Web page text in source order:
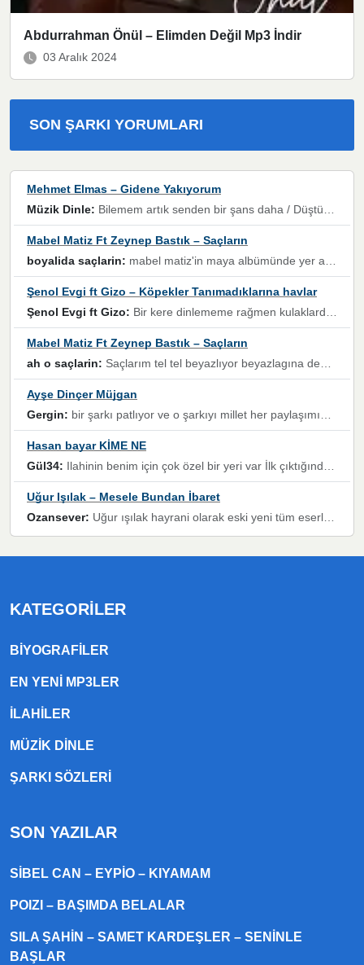
Abdurrahman Önül – Elimden Değil Mp3 İndir
03 Aralık 2024
SON ŞARKI YORUMLARI
Mehmet Elmas – Gidene Yakıyorum
Müzik Dinle: Bilemem artık senden bir şans daha / Düştüğün zaman ben olmayacağım yanında” dizeleri, artık geçmişin tekrarına izin verilmeyeceğini, kişisel sınırların çizildiğini gösteriyor.
Mabel Matiz Ft Zeynep Bastık – Saçların
boyalida saçlarin: mabel matiz'in maya albümünde yer alan güzellerden. parça da şarkı hani! müzikal altyapısına vurulduğum, sözlerinde kaybolduğum bir parça olmuş.
Şenol Evgi ft Gizo – Köpekler Tanımadıklarına havlar
Şenol Evgi ft Gizo: Bir kere dinlememe rağmen kulaklardan gitmiyor sen sen sen sen kurban ol sen sen sen sen hayran ol yükses ses müzik dinleme sebebisiniz canlar bomba gibi patladınız maşallah
Mabel Matiz Ft Zeynep Bastık – Saçların
ah o saçlarin: Saçlarım tel tel beyazlıyor beyazlagına degil yanımda sen yoksun ona üzülüyorum günler bir bir geçiyor geçen günlere değil sensiz geçen günlere darılıyorum,Dinledikce asla kavusamayacagim ama asla unutamicagim sevdiğim adam için yanar içim
Ayşe Dinçer Müjgan
Gergin: bir şarkı patlıyor ve o şarkıyı millet her paylaşımın altına koyuyor ve öyle bir durum hal alıyor ki şarkıyı dinlemeden şarkıdan bikıyorsun Ama bu enteresan bir şekilde dillere dolanıyor millet olarak seviyoruz dertlerle boğuşurken bir yandan da göbek atmayi))) diyeceklerim bu kadar güzel hoş bir sayfa emeğinize sağlık arkadaşlar kolay gelsin
Hasan bayar KİME NE
Gül34: Ilahinin benim için çok özel bir yeri var İlk çıktığında komşum ne kadar yüksek sesle dinliyorsa orada duymuştum ve YouTube'dan aratıp Bu ilahiyi bulmuştum ve sonra müdavimi oldum günlük Ben de 3-5 kere dinleyip ezberleyip artık ilahiye bende eşlik ediyorum yüksek sesle Allah razı olsun hizmet nimettir Rabbim sizin zahmetlerinize de hayırlı nimetler versin Selam ve dua ile Allah'a emanet olun
Uğur Işılak – Mesele Bundan İbaret
Ozansever: Uğur ışılak hayrani olarak eski yeni tüm eserlerini keyifle huzurla dinleyenlerden birisiyim, emeğine saygı duyan gönül veren bunu en güzel şekilde sevenlerine ulaştıran siz değerli sayfa yöneticilerine de teşekkür ederim
KATEGORILER
BIYOGRAFILER
EN YENI MP3LER
ILAHILER
MÜZIK DINLE
ŞARKI SÖZLERI
SON YAZILAR
SIBEL CAN – EYPIO – KIYAMAM
POIZI – BAŞIMDA BELALAR
SILA ŞAHIN – SAMET KARDEŞLER – SENINLE
BAŞLAR